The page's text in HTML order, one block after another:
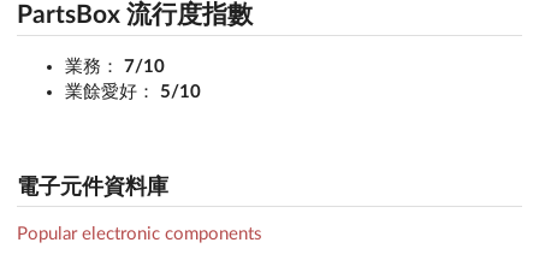
PartsBox 流行度指數
業務：
7/10
業餘愛好：
5/10
電子元件資料庫
Popular electronic components